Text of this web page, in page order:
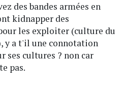
des bandes armées en
kidnapper des
les exploiter (culture du
y a t'il une connotation
ses cultures ? non car
pas.